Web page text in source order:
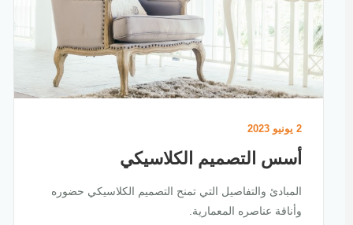
أسس التصميم الكلاسيكي
المبادئ والتفاصيل التي تمنح التصميم الكلاسيكي حضوره
وأناقة عناصره المعمارية.